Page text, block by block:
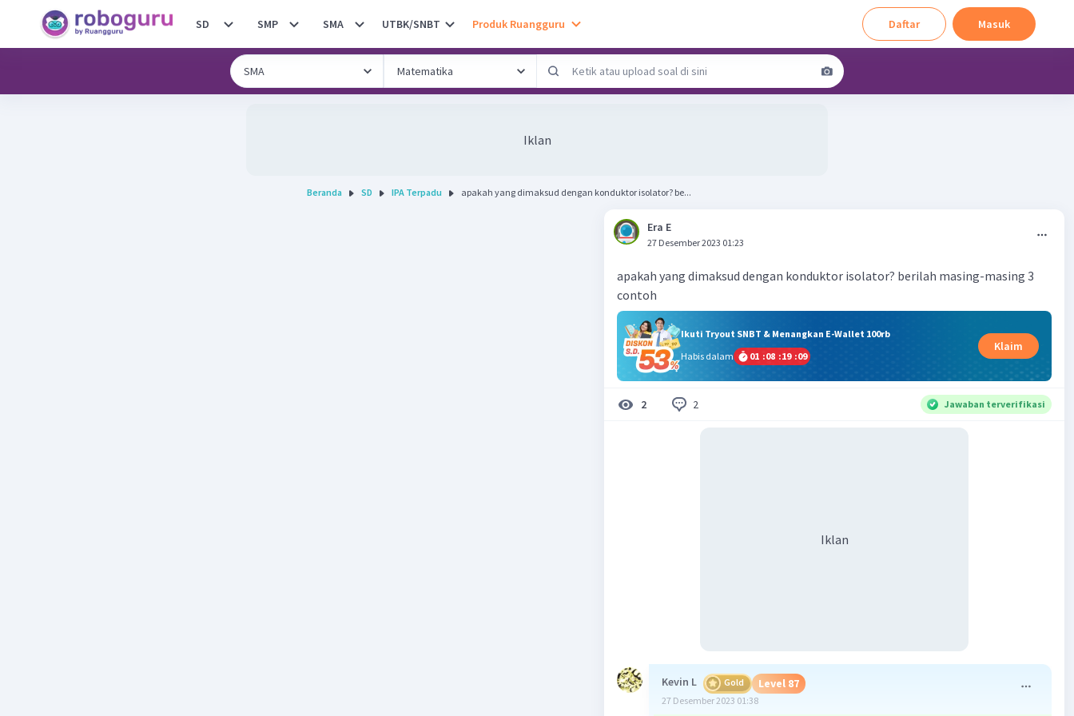
SD SMP SMA UTBK/SNBT Produk Ruangguru Daftar Masuk
Iklan
Beranda SD IPA Terpadu apakah yang dimaksud dengan konduktor isolator? be...
Era E
27 Desember 2023 01:23
apakah yang dimaksud dengan konduktor isolator? berilah masing-masing 3
contoh
Ikuti Tryout SNBT & Menangkan E-Wallet 100rb
Habis dalam
01 :08 :19 :08
Klaim
2 2 Jawaban terverifikasi
Iklan
Kevin L Gold Level 87
27 Desember 2023 01:38